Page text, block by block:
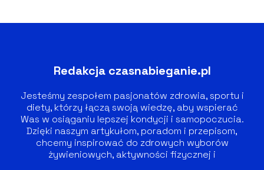
Redakcja czasnabieganie.pl
Jesteśmy zespołem pasjonatów zdrowia, sportu i
diety, którzy łączą swoją wiedzę, aby wspierać
Was w osiąganiu lepszej kondycji i samopoczucia.
Dzięki naszym artykułom, poradom i przepisom,
chcemy inspirować do zdrowych wyborów
żywieniowych, aktywności fizycznej i